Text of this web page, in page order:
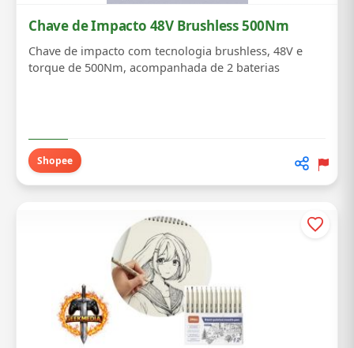
Chave de Impacto 48V Brushless 500Nm
Chave de impacto com tecnologia brushless, 48V e
torque de 500Nm, acompanhada de 2 baterias
Shopee